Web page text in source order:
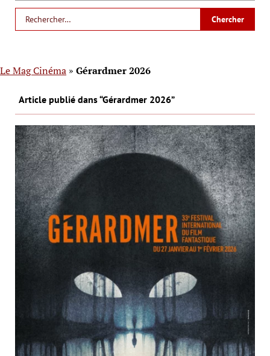
Le Mag Cinéma » Gérardmer 2026
Article publié dans “Gérardmer 2026”